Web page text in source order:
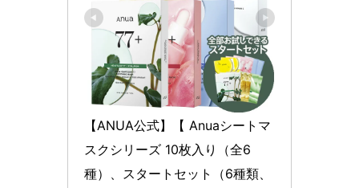
【ANUA公式】【 Anuaシートマ
スクシリーズ 10枚入り（全6
種）、スタートセット（6種類、